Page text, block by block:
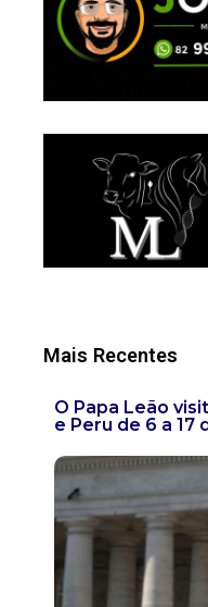
Mais Recentes
O Papa Leão
e Peru de 6 a 17